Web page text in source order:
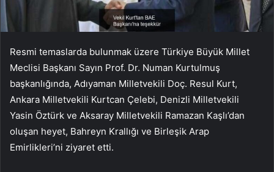
Resmi temaslarda bulunmak üzere Türkiye Büyük Millet
Meclisi Başkanı Sayın Prof. Dr. Numan Kurtulmuş
başkanlığında, Adıyaman Milletvekili Doç. Resul Kurt,
Ankara Milletvekili Kurtcan Çelebi, Denizli Milletvekili
Yasin Öztürk ve Aksaray Milletvekili Ramazan Kaşlı’dan
oluşan heyet, Bahreyn Krallığı ve Birleşik Arap
Emirlikleri’ni ziyaret etti.